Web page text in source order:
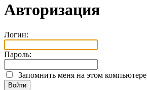
Авторизация
Логин:
Пароль:
Запомнить меня на этом компьютере